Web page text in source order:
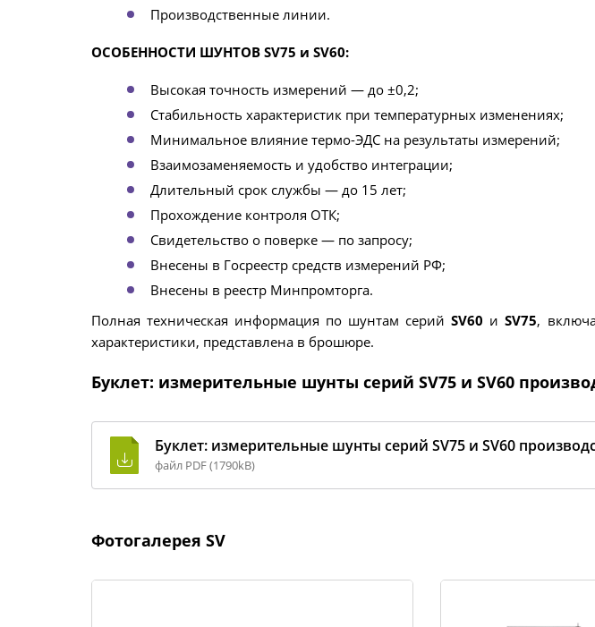
Производственные линии.
ОСОБЕННОСТИ ШУНТОВ SV75 и SV60:
Высокая точность измерений — до ±0,2;
Стабильность характеристик при температурных изменениях;
Минимальное влияние термо-ЭДС на результаты измерений;
Взаимозаменяемость и удобство интеграции;
Длительный срок службы — до 15 лет;
Прохождение контроля ОТК;
Свидетельство о поверке — по запросу;
Внесены в Госреестр средств измерений РФ;
Внесены в реестр Минпромторга.
Полная техническая информация по шунтам серийSV60 иSV75,
характеристики, представлена в брошюре.
Буклет: измерительные шунты серий SV75 и SV60
Буклет: измерительные шунты серий SV75 и SV60
файл PDF (1790kB)
Фотогалерея SV